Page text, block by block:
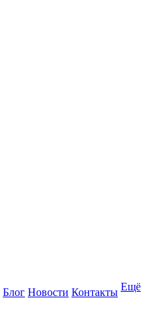
Блог Новости Контакты Ещё